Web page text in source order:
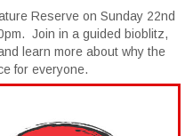
Reserve on Sunday 22nd
Join in a guided bioblitz,
learn more about why the
for everyone.